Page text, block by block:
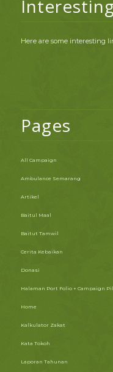
Here are some interesting
Pages
All Campaign
Ambulance Semarang
Artikel
Baitul Maal
Baitut Tamwil
Cerita Kebaikan
Donasi
Halaman Port Folio + Campaign
Home
Kalkulator Zakat
Kata Tokoh
Laporan Tahunan